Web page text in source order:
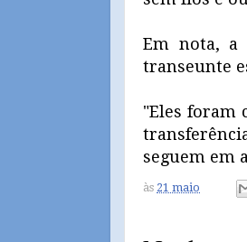
Em nota,
transeunte
"Eles foram
seguem em
às 21 maio